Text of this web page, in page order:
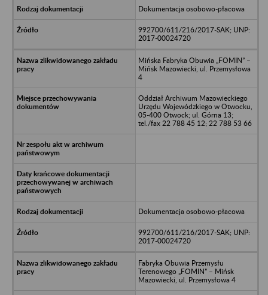
Dokumentacja osobowo-płacowa
992700/611/216/2017-SAK; UNP:
2017-00024720
Mińska Fabryka Obuwia „FOMIN” –
Mińsk Mazowiecki, ul. Przemysłowa
4
Oddział Archiwum Mazowieckiego
Urzędu Wojewódzkiego w Otwocku,
05-400 Otwock; ul. Górna 13;
tel./fax 22 788 45 12; 22 788 53 66
Dokumentacja osobowo-płacowa
992700/611/216/2017-SAK; UNP:
2017-00024720
Fabryka Obuwia Przemysłu
Terenowego „FOMIN” – Mińsk
Mazowiecki, ul. Przemysłowa 4